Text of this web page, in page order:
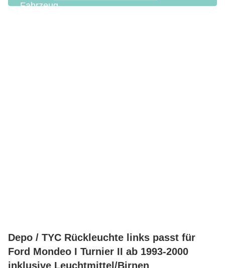
Depo / TYC Rückleuchte links passt für
Ford Mondeo I Turnier II ab 1993-2000
inklusive Leuchtmittel/Birnen